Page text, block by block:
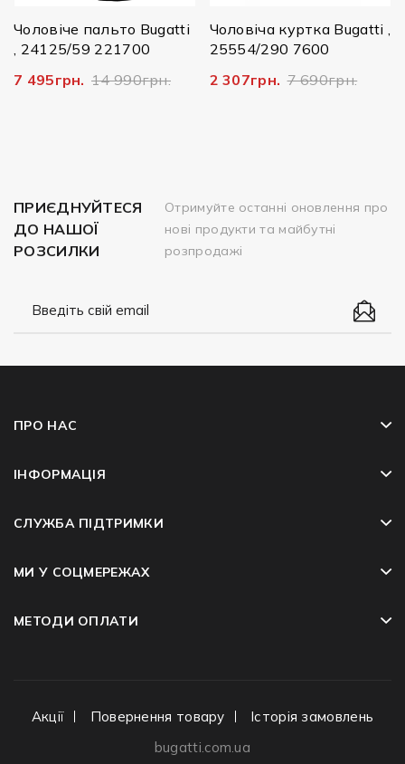
Чоловіче пальто Bugatti
, 24125/59 221700
7 495грн. 14 990грн.
Чоловіча куртка Bugatti ,
25554/290 7600
2 307грн. 7 690грн.
ПРИЄДНУЙТЕСЯ
ДО НАШОЇ
РОЗСИЛКИ
Отримуйте останні оновлення про
нові продукти та майбутні
розпродажі
ПРО НАС
ІНФОРМАЦІЯ
СЛУЖБА ПІДТРИМКИ
МИ У СОЦМЕРЕЖАХ
МЕТОДИ ОПЛАТИ
Акції Повернення товару
Історія замовлень
bugatti.com.ua